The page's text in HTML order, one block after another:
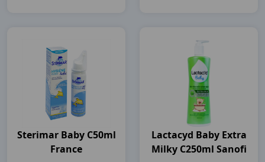
Sterimar Baby C50ml
France
Lactacyd Baby Extra
Milky C250ml Sanofi